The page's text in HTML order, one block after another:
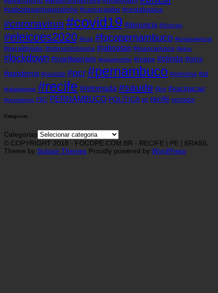
#cabodesantoagostinho #camaragibe #cestabasica
#coronavirus #covid19 #denuncia #doacao
#eleicoes2020 #eua #focopernambuco #fundaoeleitoral
#geraldojulio #hidroxicloroquina #jaboatao #joaocampos #leitos
#lockdown #mariliaarraes #miguelcoelho #mppe #olinda #oms
#pandemia #paulista #pcr#pernambuco #petrolina #pt
#rafaeldantas #recife #retomada #saude #tce #vacinacao
#vereadores FBC PERNAMBUCO POLÍTICA pp recife vereador
Categorias
Categorias
© COPYRIGHT 2018 - FOCOPE.COM.BR - RECIFE | PE | BRASIL
Theme by Scissor Themes Proudly powered by WordPress